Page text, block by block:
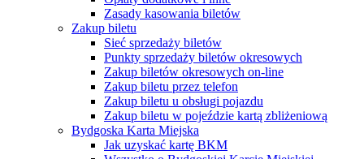
Zasady kasowania biletów
Zakup biletu
Sieć sprzedaży biletów
Punkty sprzedaży biletów okresowych
Zakup biletów okresowych on-line
Zakup biletu przez telefon
Zakup biletu u obsługi pojazdu
Zakup biletu w pojeździe kartą zbliżeniową
Bydgoska Karta Miejska
Jak uzyskać kartę BKM